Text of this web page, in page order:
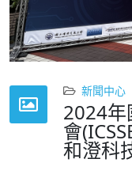
新聞中心
2024年
會
和澄科